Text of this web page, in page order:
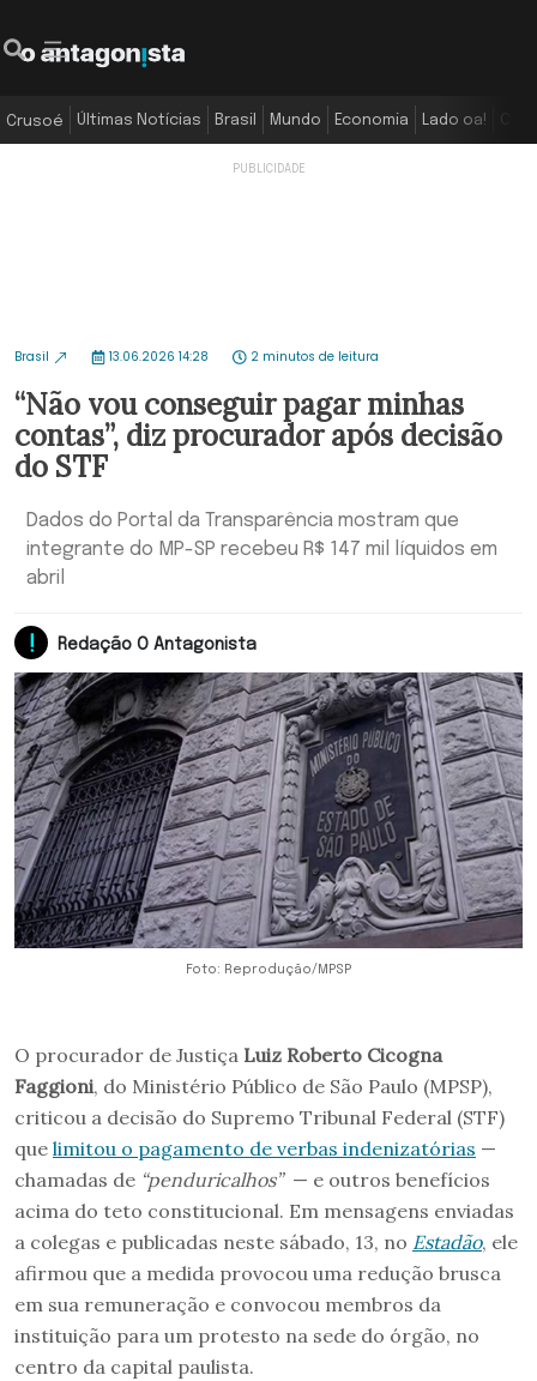
Crusoé Últimas Notícias Brasil Mundo Economia Lado oa!
Brasil 13.06.2026 14:28 2 minutos de leitura
“Não vou conseguir pagar minhas
contas”, diz procurador após decisão
do STF
Dados do Portal da Transparência mostram que
integrante do MP-SP recebeu R$ 147 mil líquidos em
abril
Redação O Antagonista
Foto: Reprodução/MPSP
O procurador de Justiça Luiz Roberto Cicogna
Faggioni, do Ministério Público de São Paulo (MPSP),
criticou a decisão do Supremo Tribunal Federal (STF)
que limitou o pagamento de verbas indenizatórias —
chamadas de “penduricalhos”— e outros benefícios
acima do teto constitucional. Em mensagens enviadas
a colegas e publicadas neste sábado, 13, no Estadão, ele
afirmou que a medida provocou uma redução brusca
em sua remuneração e convocou membros da
instituição para um protesto na sede do órgão, no
centro da capital paulista.